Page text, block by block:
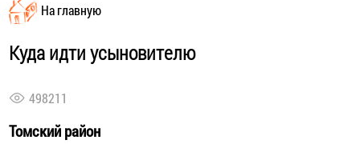
На главную
Куда идти усыновителю
498211
Томский район